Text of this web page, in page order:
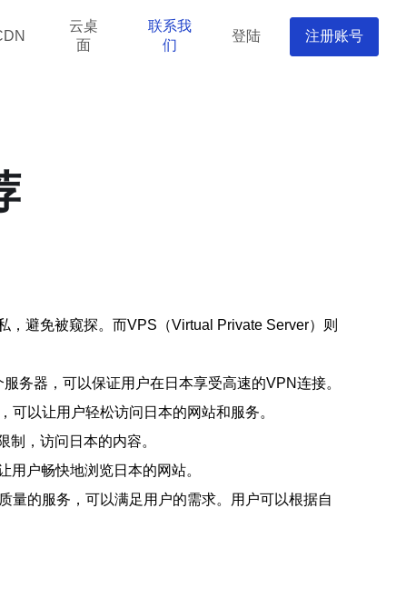
云桌
面
联系我
们
登陆 注册账号
避免被窥探。而VPS（Virtual Private Server）则
务器，可以保证用户在日本享受高速的VPN连接。
以让用户轻松访问日本的网站和服务。
，访问日本的内容。
户畅快地浏览日本的网站。
量的服务，可以满足用户的需求。用户可以根据自